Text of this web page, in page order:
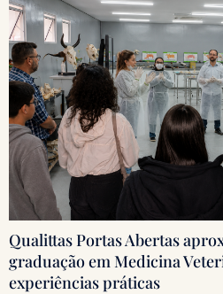
Qualittas Portas Abertas
graduação em Medicina
experiências práticas